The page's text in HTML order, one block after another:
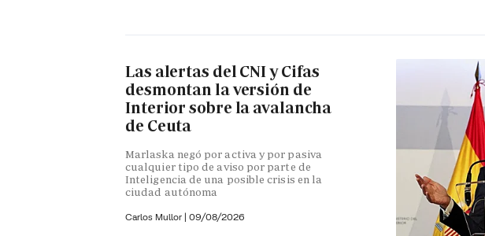
Las alertas del CNI y Cifas
desmontan la versión de
Interior sobre la avalancha
de Ceuta
Marlaska negó por activa y por pasiva
cualquier tipo de aviso por parte de
Inteligencia de una posible crisis en la
ciudad autónoma
Carlos Mullor | 09/08/2026